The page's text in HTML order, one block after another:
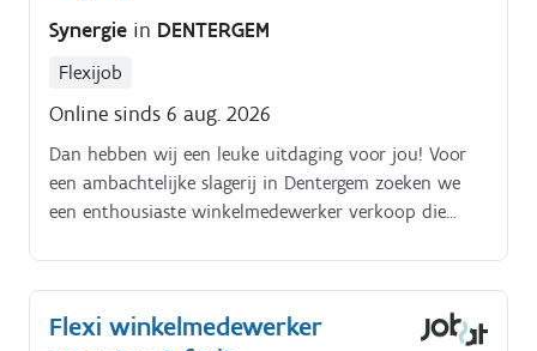
Synergie in DENTERGEM
Flexijob
Online sinds 6 aug. 2026
Dan hebben wij een leuke uitdaging voor jou! Voor
een ambachtelijke slagerij in Dentergem zoeken we
een enthousiaste winkelmedewerker verkoop die
Flexi winkelmedewerker